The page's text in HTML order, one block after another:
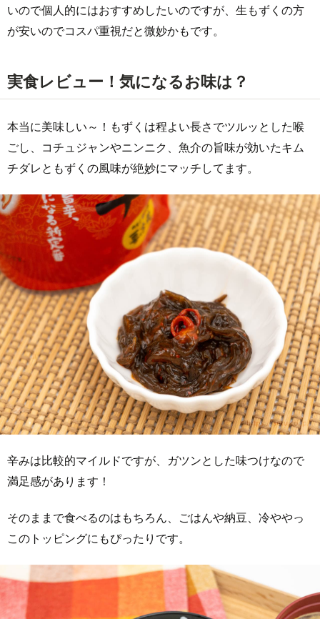
いので個人的にはおすすめしたいのですが、生もずくの方
が安いのでコスパ重視だと微妙かもです。
実食レビュー！気になるお味は？
本当に美味しい～！もずくは程よい長さでツルッとした喉
ごし、コチュジャンやニンニク、魚介の旨味が効いたキム
チダレともずくの風味が絶妙にマッチしてます。
辛みは比較的マイルドですが、ガツンとした味つけなので
満足感があります！
そのままで食べるのはもちろん、ごはんや納豆、冷ややっ
このトッピングにもぴったりです。